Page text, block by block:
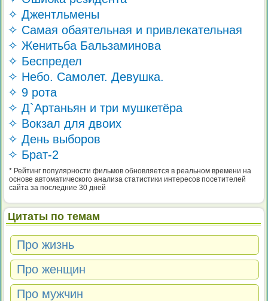
✧ Джентльмены
✧ Самая обаятельная и привлекательная
✧ Женитьба Бальзаминова
✧ Беспредел
✧ Небо. Самолет. Девушка.
✧ 9 рота
✧ Д`Артаньян и три мушкетёра
✧ Вокзал для двоих
✧ День выборов
✧ Брат-2
* Рейтинг популярности фильмов обновляется в реальном времени на
основе автоматического анализа статистики интересов посетителей
сайта за последние 30 дней
Цитаты по темам
Про жизнь
Про женщин
Про мужчин